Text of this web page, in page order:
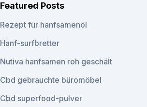
Featured Posts
Rezept für hanfsamenöl
Hanf-surfbretter
Nutiva hanfsamen roh geschält
Cbd gebrauchte büromöbel
Cbd superfood-pulver